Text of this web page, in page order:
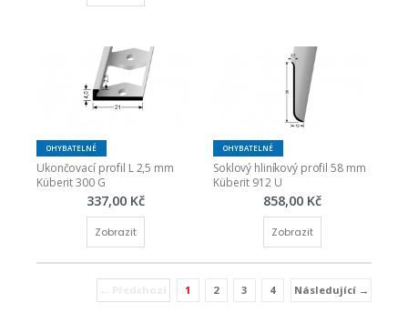
OHYBATELNÉ
Ukončovací profil L 2,5 mm
Küberit 300 G
337,00 Kč
Zobrazit
OHYBATELNÉ
Soklový hliníkový profil 58 mm
Küberit 912 U
858,00 Kč
Zobrazit
1(current)
2 3 4 Následující →